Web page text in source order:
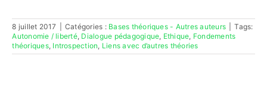
8 juillet 2017 Catégories : Bases théoriques - Autres auteurs
Tags:
Autonomie / liberté, Dialogue pédagogique Ethique Fondements
théoriques, Introspection Liens avec d’autres théories